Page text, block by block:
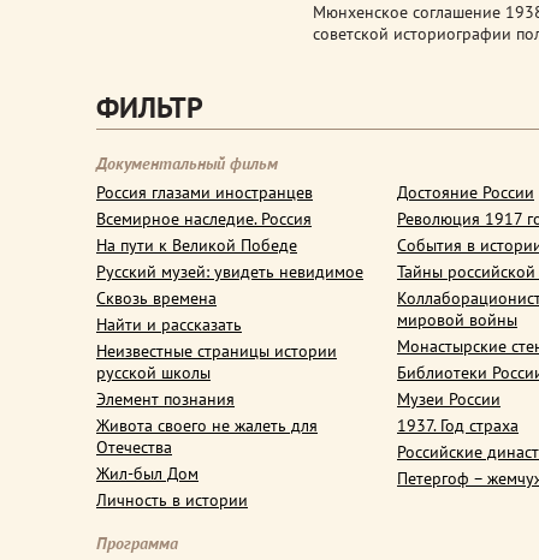
Мюнхенское соглашение
советской историографии
ФИЛЬТР
Документальный фильм
Россия глазами иностранцев
Всемирное наследие. Россия
На пути к Великой Победе
Русский музей: увидеть невидимое
Сквозь времена
Найти и рассказать
Неизвестные страницы истории
русской школы
Элемент познания
Живота своего не жалеть для
Отечества
Жил-был Дом
Личность в истории
Достояние России
Революция 1917
События в
Тайны
мировой войны
Монастырские
Библиотеки
Музеи России
1937. Год страха
Российские
Петергоф –
Программа